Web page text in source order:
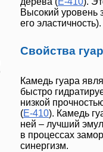
Высокий уровень
его эластичность).
Свойства
Камедь гуара
быстро
низкой
(Е-410). Камедь
ней – лучший
в процессах
синергизм.